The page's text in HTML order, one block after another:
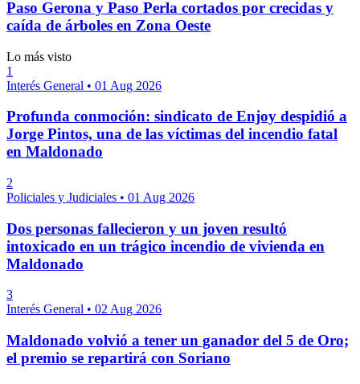
Paso Gerona y Paso Perla cortados por crecidas y
caída de árboles en Zona Oeste
Lo más visto
1
Interés General • 01 Aug 2026
Profunda conmoción: sindicato de Enjoy despidió a
Jorge Pintos, una de las víctimas del incendio fatal
en Maldonado
2
Policiales y Judiciales • 01 Aug 2026
Dos personas fallecieron y un joven resultó
intoxicado en un trágico incendio de vivienda en
Maldonado
3
Interés General • 02 Aug 2026
Maldonado volvió a tener un ganador del 5 de Oro;
el premio se repartirá con Soriano